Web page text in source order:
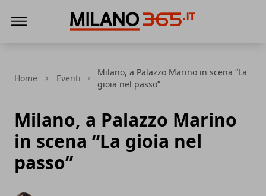
Home Eventi
Milano, a Palazzo Marino in scena “La
gioia nel passo”
Milano, a Palazzo Marino
in scena “La gioia nel
passo”